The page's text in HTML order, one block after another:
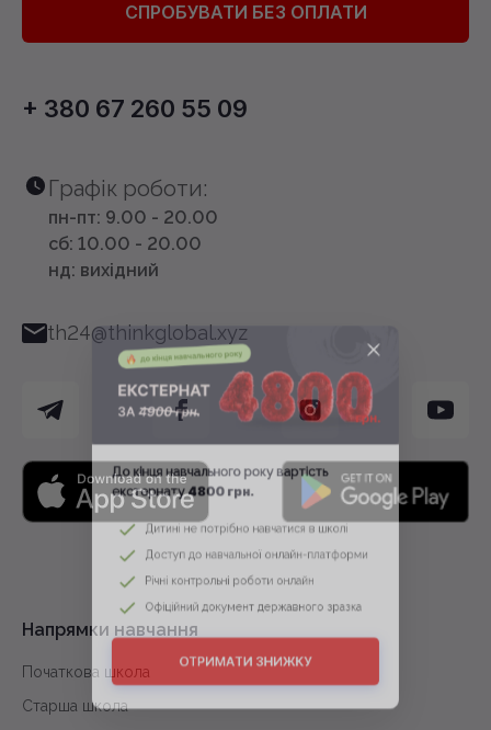
екстернату4800 грн.
Дитині не потрібно навчатися в школі
Річні контрольні роботи онлайн
Офіційний документ державного зразка
СПРОБУВАТИ БЕЗ ОПЛАТИ
+ 380 67 260 55 09
th24@thinkglobal.xyz
Графік роботи:
пн-пт: 9.00 - 20.00
сб: 10.00 - 20.00
нд: вихідний
Напрямки навчання
Початкова школа
Старша школа